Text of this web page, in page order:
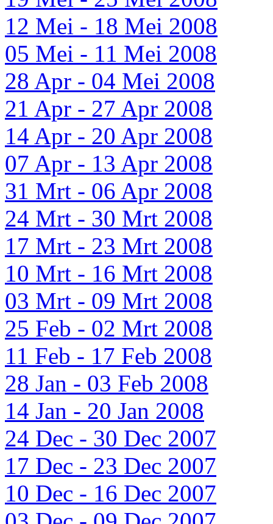
12 Mei - 18 Mei 2008
05 Mei - 11 Mei 2008
28 Apr - 04 Mei 2008
21 Apr - 27 Apr 2008
14 Apr - 20 Apr 2008
07 Apr - 13 Apr 2008
31 Mrt - 06 Apr 2008
24 Mrt - 30 Mrt 2008
17 Mrt - 23 Mrt 2008
10 Mrt - 16 Mrt 2008
03 Mrt - 09 Mrt 2008
25 Feb - 02 Mrt 2008
11 Feb - 17 Feb 2008
28 Jan - 03 Feb 2008
14 Jan - 20 Jan 2008
24 Dec - 30 Dec 2007
17 Dec - 23 Dec 2007
10 Dec - 16 Dec 2007